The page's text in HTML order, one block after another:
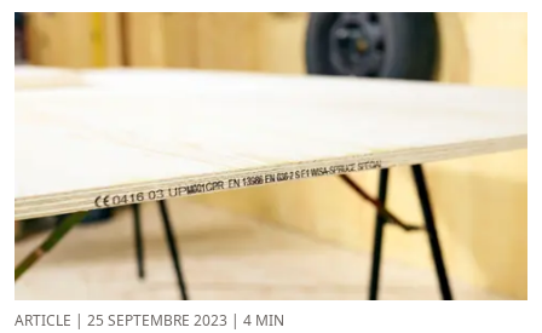
ARTICLE | 25 SEPTEMBRE 2023 | 4 MIN